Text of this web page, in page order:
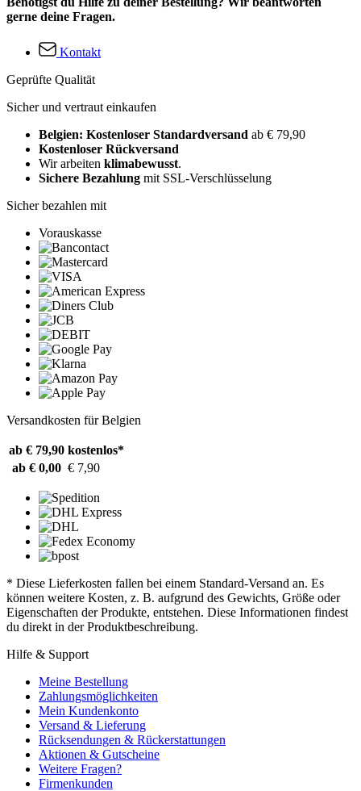
gerne deine Fragen.
Kontakt
Geprüfte Qualität
Sicher und vertraut einkaufen
Belgien: Kostenloser Standardversand ab € 79,90
Kostenloser Rückversand
Wir arbeiten klimabewusst.
Sichere Bezahlung mit SSL-Verschlüsselung
Sicher bezahlen mit
Vorauskasse
Versandkosten für Belgien
ab € 79,90 kostenlos*
ab € 0,00 € 7,90
* Diese Lieferkosten fallen bei einem Standard-Versand an. Es
können weitere Kosten, z. B. aufgrund des Gewichts, Größe oder
Eigenschaften der Produkte, entstehen. Diese Informationen findest
du direkt in der Produktbeschreibung.
Hilfe & Support
Meine Bestellung
Zahlungsmöglichkeiten
Mein Kundenkonto
Versand & Lieferung
Rücksendungen & Rückerstattungen
Aktionen & Gutscheine
Weitere Fragen?
Firmenkunden